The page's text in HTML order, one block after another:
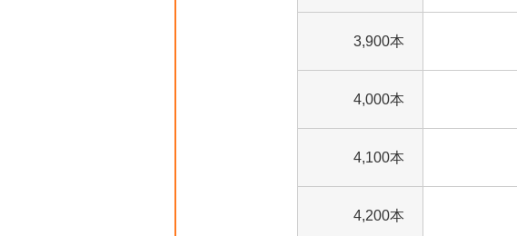
3,900本
4,000本
4,100本
4,200本